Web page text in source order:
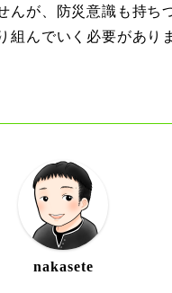
んが、防災意識も持ち
組んでいく必要があり
nakasete